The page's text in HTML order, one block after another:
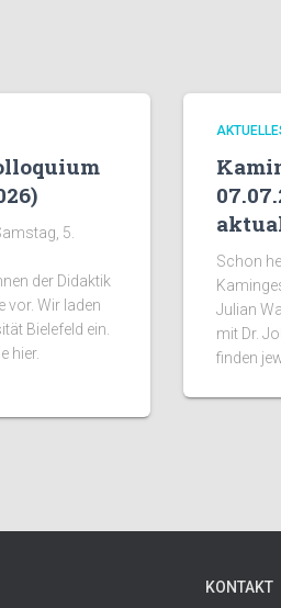
5.
der Didaktik
vor. Wir laden
Bielefeld ein.
hier.
Schon
Julian
mit Dr.
finden
KONTAKT